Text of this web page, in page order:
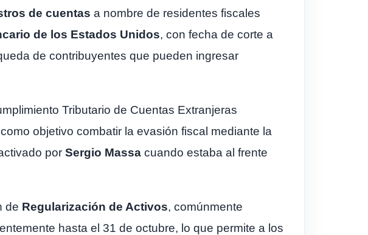
de cuentas a nombre de residentes fiscales
de los Estados Unidos, con fecha de corte a
de contribuyentes que pueden ingresar
Tributario de Cuentas Extranjeras
objetivo combatir la evasión fiscal mediante la
por Sergio Massa cuando estaba al frente
de Regularización de Activos, comúnmente
hasta el 31 de octubre, lo que permite a los